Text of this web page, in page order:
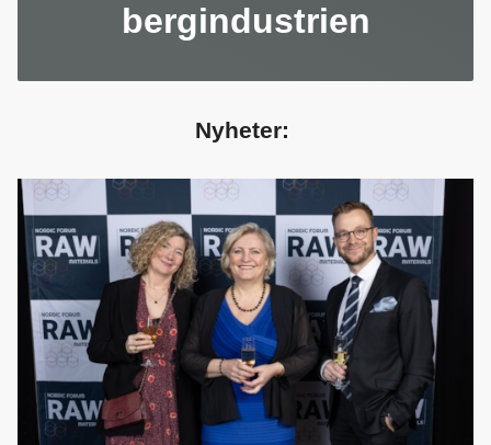
bergindustrien
Nyheter: